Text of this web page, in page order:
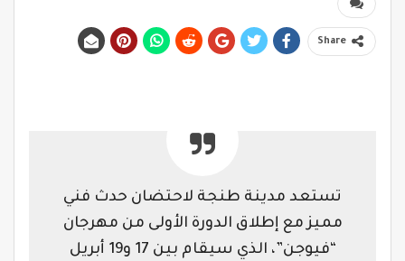
Share
تستعد مدينة طنجة لاحتضان حدث فني
مميز مع إطلاق الدورة الأولى من مهرجان
“فيوجن”، الذي سيقام بين 17 و19 أبريل